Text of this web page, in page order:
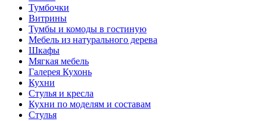
Тумбочки
Витрины
Тумбы и комоды в гостиную
Мебель из натурального дерева
Шкафы
Мягкая мебель
Галерея Кухонь
Кухни
Стулья и кресла
Кухни по моделям и составам
Стулья